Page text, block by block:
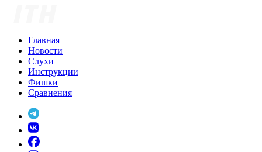
Главная
Новости
Слухи
Инструкции
Фишки
Сравнения